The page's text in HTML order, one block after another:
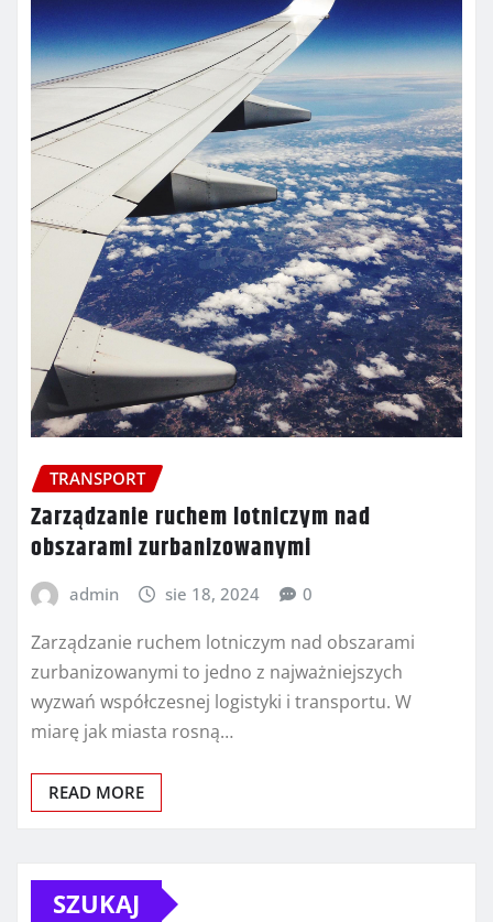
TRANSPORT
Zarządzanie ruchem lotniczym nad
obszarami zurbanizowanymi
admin sie 18, 2024 0
Zarządzanie ruchem lotniczym nad obszarami
zurbanizowanymi to jedno z najważniejszych
wyzwań współczesnej logistyki i transportu. W
miarę jak miasta rosną…
READ MORE
SZUKAJ